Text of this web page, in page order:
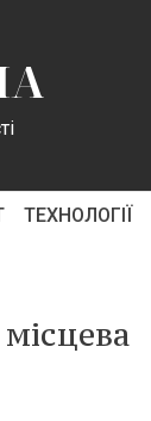
ТЕХНОЛОГІЇ